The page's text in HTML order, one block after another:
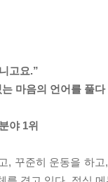
고요.”
마음의 언어를 풀다
야 1위
, 꾸준히 운동을 하